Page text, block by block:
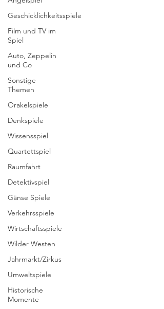
Geschicklichkeitsspiele
Film und TV im
Spiel
Auto, Zeppelin
und Co
Sonstige
Themen
Orakelspiele
Denkspiele
Wissensspiel
Quartettspiel
Raumfahrt
Detektivspiel
Gänse Spiele
Verkehrsspiele
Wirtschaftsspiele
Wilder Westen
Jahrmarkt/Zirkus
Umweltspiele
Historische
Momente